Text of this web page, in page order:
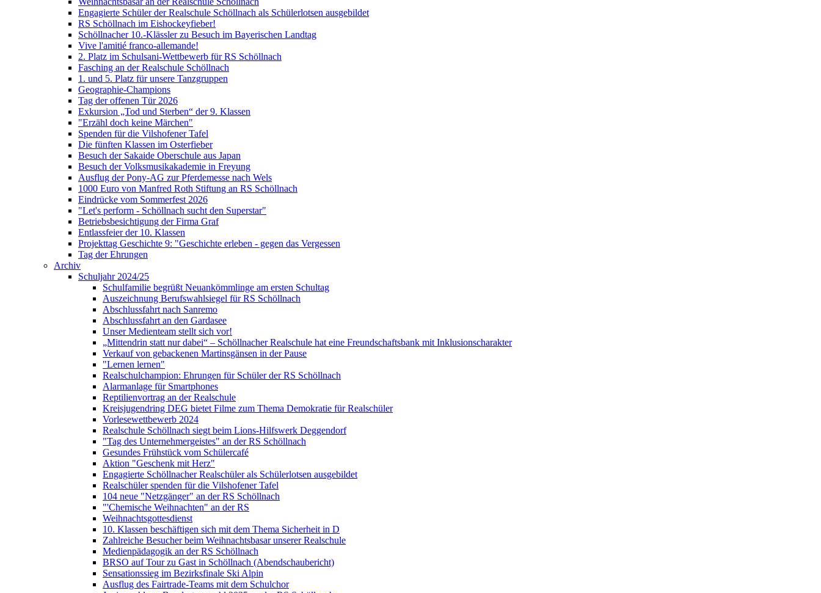
Engagierte Schüler der Realschule Schöllnach als Schülerlotsen ausgebildet
RS Schöllnach im Eishockeyfieber!
Schöllnacher 10.-Klässler zu Besuch im Bayerischen Landtag
Vive l'amitié franco-allemande!
2. Platz im Schulsani-Wettbewerb für RS Schöllnach
Fasching an der Realschule Schöllnach
1. und 5. Platz für unsere Tanzgruppen
Geographie-Champions
Tag der offenen Tür 2026
Exkursion „Tod und Sterben“ der 9. Klassen
"Erzähl doch keine Märchen"
Spenden für die Vilshofener Tafel
Die fünften Klassen im Osterfieber
Besuch der Sakaide Oberschule aus Japan
Besuch der Volksmusikakademie in Freyung
Ausflug der Pony-AG zur Pferdemesse nach Wels
1000 Euro von Manfred Roth Stiftung an RS Schöllnach
Eindrücke vom Sommerfest 2026
"Let's perform - Schöllnach sucht den Superstar"
Betriebsbesichtigung der Firma Graf
Entlassfeier der 10. Klassen
Projekttag Geschichte 9: "Geschichte erleben - gegen das Vergessen
Tag der Ehrungen
Archiv
Schuljahr 2024/25
Schulfamilie begrüßt Neuankömmlinge am ersten Schultag
Auszeichnung Berufswahlsiegel für RS Schöllnach
Abschlussfahrt nach Sanremo
Abschlussfahrt an den Gardasee
Unser Medienteam stellt sich vor!
„Mittendrin statt nur dabei“ – Schöllnacher Realschule hat eine Freundschaftsbank mit Inklusionscharakter
Verkauf von gebackenen Martinsgänsen in der Pause
"Lernen lernen"
Realschulchampion: Ehrungen für Schüler der RS Schöllnach
Alarmanlage für Smartphones
Reptilienvortrag an der Realschule
Kreisjugendring DEG bietet Filme zum Thema Demokratie für Realschüler
Vorlesewettbewerb 2024
Realschule Schöllnach siegt beim Lions-Hilfswerk Deggendorf
"Tag des Unternehmergeistes" an der RS Schöllnach
Gesundes Frühstück vom Schülercafé
Aktion "Geschenk mit Herz"
Engagierte Schöllnacher Realschüler als Schülerlotsen ausgebildet
Realschüler spenden für die Vilshofener Tafel
104 neue "Netzgänger" an der RS Schöllnach
"'Chemische Weihnachten" an der RS
Weihnachtsgottesdienst
10. Klassen beschäftigen sich mit dem Thema Sicherheit in D
Zahlreiche Besucher beim Weihnachtsbasar unserer Realschule
Medienpädagogik an der RS Schöllnach
BRSO auf Tour zu Gast in Schöllnach (Abendschaubericht)
Sensationssieg im Bezirksfinale Ski Alpin
Ausflug des Fairtrade-Teams mit dem Schulchor